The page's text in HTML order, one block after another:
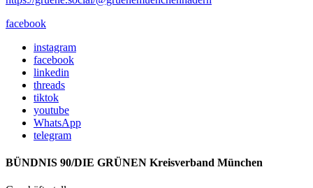
facebook
instagram
facebook
linkedin
threads
tiktok
youtube
WhatsApp
telegram
BÜNDNIS 90/DIE GRÜNEN Kreisverband München